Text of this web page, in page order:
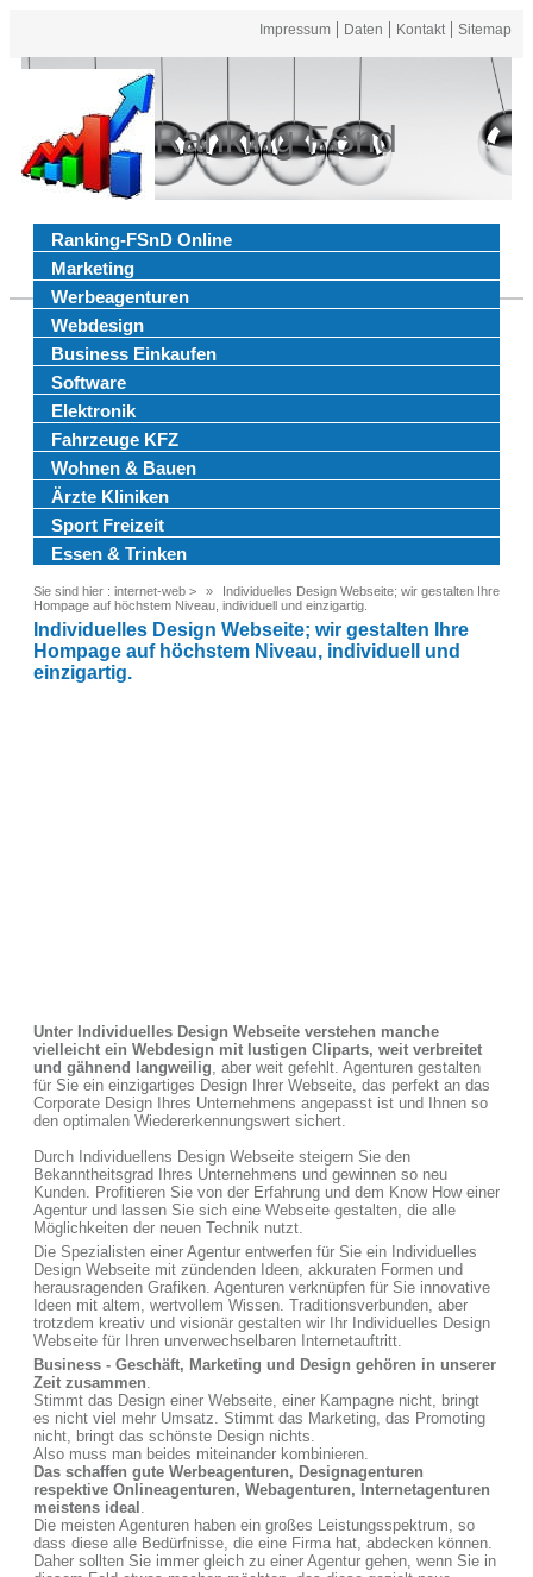
Impressum Daten Kontakt Sitemap
Ranking FSnd
Ranking-FSnD Online
Marketing
Werbeagenturen
Webdesign
Business Einkaufen
Software
Elektronik
Fahrzeuge KFZ
Wohnen & Bauen
Ärzte Kliniken
Sport Freizeit
Essen & Trinken
Sie sind hier : internet-web >
Individuelles Design Webseite; wir gestalten Ihre
Hompage auf höchstem Niveau, individuell und einzigartig.
Individuelles Design Webseite; wir gestalten Ihre
Hompage auf höchstem Niveau, individuell und
einzigartig.
Unter Individuelles Design Webseite verstehen manche
vielleicht ein Webdesign mit lustigen Cliparts, weit verbreitet
und gähnend langweilig, aber weit gefehlt. Agenturen gestalten
für Sie ein einzigartiges Design Ihrer Webseite, das perfekt an das
Corporate Design Ihres Unternehmens angepasst ist und Ihnen so
den optimalen Wiedererkennungswert sichert.
Durch Individuellens Design Webseite steigern Sie den
Bekanntheitsgrad Ihres Unternehmens und gewinnen so neu
Kunden. Profitieren Sie von der Erfahrung und dem Know How einer
Agentur und lassen Sie sich eine Webseite gestalten, die alle
Möglichkeiten der neuen Technik nutzt.
Die Spezialisten einer Agentur entwerfen für Sie ein Individuelles
Design Webseite mit zündenden Ideen, akkuraten Formen und
herausragenden Grafiken. Agenturen verknüpfen für Sie innovative
Ideen mit altem, wertvollem Wissen. Traditionsverbunden, aber
trotzdem kreativ und visionär gestalten wir Ihr Individuelles Design
Webseite für Ihren unverwechselbaren Internetauftritt.
Business - Geschäft, Marketing und Design gehören in unserer
Zeit zusammen.
Stimmt das Design einer Webseite, einer Kampagne nicht, bringt
es nicht viel mehr Umsatz. Stimmt das Marketing, das Promoting
nicht, bringt das schönste Design nichts.
Also muss man beides miteinander kombinieren.
Das schaffen gute Werbeagenturen, Designagenturen
respektive Onlineagenturen, Webagenturen, Internetagenturen
meistens ideal .
Die meisten Agenturen haben ein großes Leistungsspektrum, so
dass diese alle Bedürfnisse, die eine Firma hat, abdecken können.
Daher sollten Sie immer gleich zu einer Agentur gehen, wenn Sie in